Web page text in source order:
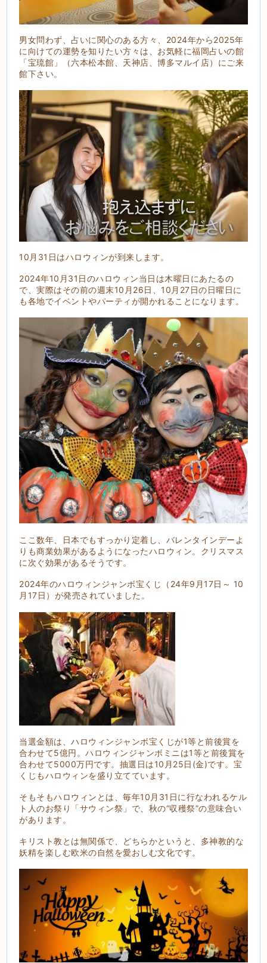
男女問わず、占いに関心のある方々、2024年から2025年
に向けての運勢を知りたい方々は、お気軽に福岡占いの館
「宝琉館」（六本松本館、天神店、博多マルイ店）にご来
館下さい。
10月31日はハロウィンが到来します。
2024年10月31日のハロウィン当日は木曜日にあたるの
で、実際はその前の週末10月26日、10月27日の日曜日に
も各地でイベントやパーティが開かれることになります。
ここ数年、日本でもすっかり定着し、バレンタインデーよ
りも商業効果があるようになったハロウィン。クリスマス
に次ぐ効果があるそうです。
2024年のハロウィンジャンボ宝くじ（24年9月17日～ 10
月17日）が発売されていました。
当選金額は、ハロウィンジャンボ宝くじが1等と前後賞を
合わせて5億円。ハロウィンジャンボミニは1等と前後賞を
合わせて5000万円です。抽選日は10月25日(金)です。宝
くじもハロウィンを盛り立てています。
そもそもハロウィンとは、毎年10月31日に行なわれるケル
ト人のお祭り「サウィン祭」で、秋の“収穫祭”の意味合い
があります。
キリスト教とは無関係で、どちらかというと、多神教的な
妖精を楽しむ欧米の自然を愛おしむ文化です。